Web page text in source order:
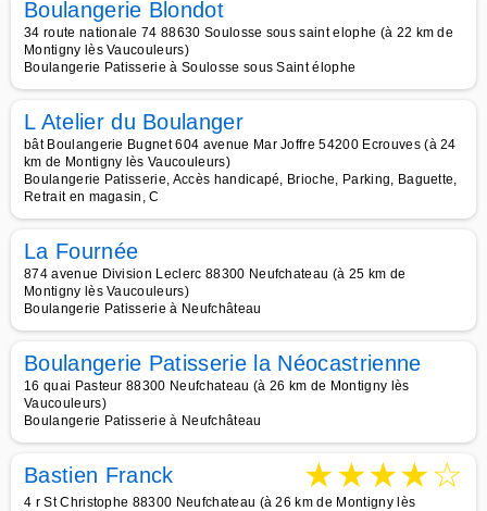
Boulangerie Blondot
34 route nationale 74 88630 Soulosse sous saint elophe (à 22 km de
Montigny lès Vaucouleurs)
Boulangerie Patisserie à Soulosse sous Saint élophe
L Atelier du Boulanger
bât Boulangerie Bugnet 604 avenue Mar Joffre 54200 Ecrouves (à 24
km de Montigny lès Vaucouleurs)
Boulangerie Patisserie, Accès handicapé, Brioche, Parking, Baguette,
Retrait en magasin, C
La Fournée
874 avenue Division Leclerc 88300 Neufchateau (à 25 km de
Montigny lès Vaucouleurs)
Boulangerie Patisserie à Neufchâteau
Boulangerie Patisserie la Néocastrienne
16 quai Pasteur 88300 Neufchateau (à 26 km de Montigny lès
Vaucouleurs)
Boulangerie Patisserie à Neufchâteau
Bastien Franck ★★★★☆
4 r St Christophe 88300 Neufchateau (à 26 km de Montigny lès